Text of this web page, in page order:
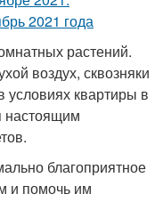
растений.
воздух, сквозняки
условиях квартиры в
настоящим
благоприятное
и помочь им